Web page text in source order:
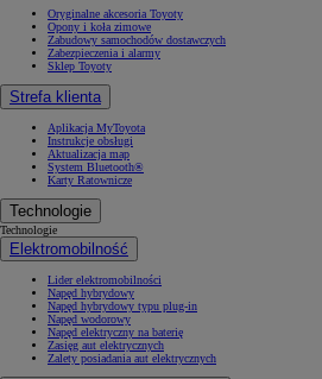
Oryginalne akcesoria Toyoty
Opony i koła zimowe
Zabudowy samochodów dostawczych
Zabezpieczenia i alarmy
Sklep Toyoty
Strefa klienta
Aplikacja MyToyota
Instrukcje obsługi
Aktualizacja map
System Bluetooth®
Karty Ratownicze
Technologie
Technologie
Elektromobilność
Lider elektromobilności
Napęd hybrydowy
Napęd hybrydowy typu plug-in
Napęd wodorowy
Napęd elektryczny na baterię
Zasięg aut elektrycznych
Zalety posiadania aut elektrycznych